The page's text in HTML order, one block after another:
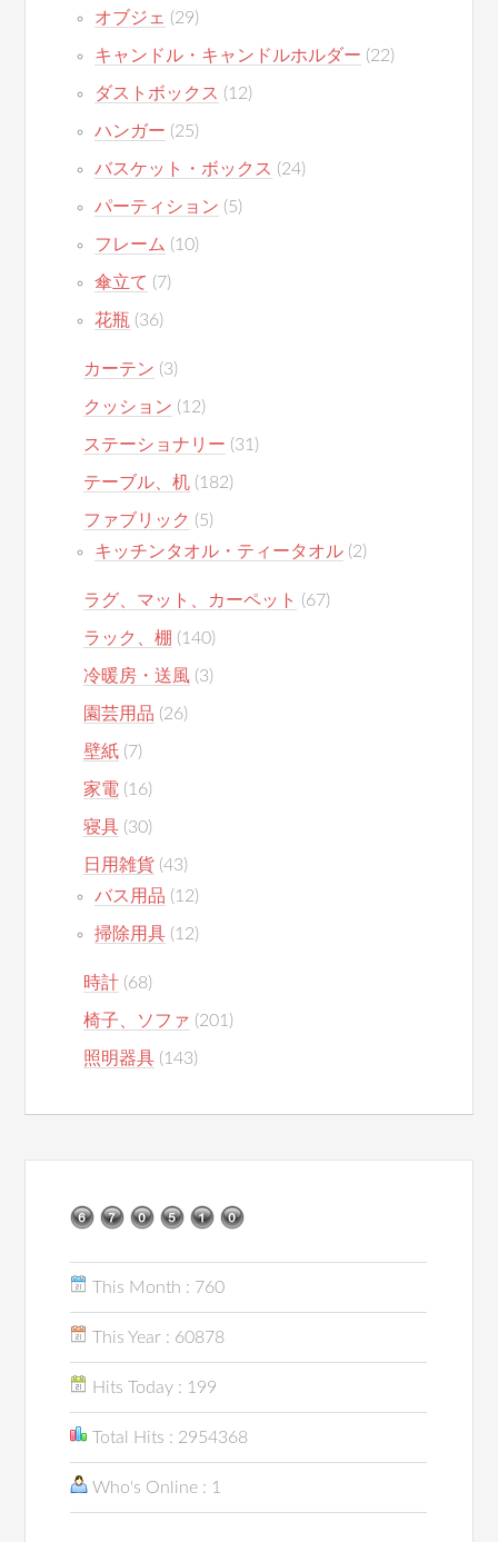
オブジェ (29)
キャンドル・キャンドルホルダー (22)
ダストボックス (12)
ハンガー (25)
バスケット・ボックス (24)
パーティション (5)
フレーム (10)
傘立て (7)
花瓶 (36)
カーテン (3)
クッション (12)
ステーショナリー (31)
テーブル、机 (182)
ファブリック (5)
キッチンタオル・ティータオル (2)
ラグ、マット、カーペット (67)
ラック、棚 (140)
冷暖房・送風 (3)
園芸用品 (26)
壁紙 (7)
家電 (16)
寝具 (30)
日用雑貨 (43)
バス用品 (12)
掃除用具 (12)
時計 (68)
椅子、ソファ (201)
照明器具 (143)
This Month : 760
This Year : 60878
Hits Today : 199
Total Hits : 2954368
Who's Online : 1